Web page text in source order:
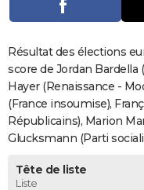
Dictionnaire
Biographies
Citations
Expressions
Proverbes
PROGRAMME TV
COPAINS D'AVANT
S'inscrire
Se connecter
Lycées
Collèges
Primaires
Universités
Entreprises
Service militaire
Avis de recherche
AVIS DE DÉCÈS
FORUM
Résultat des élections
score de Jordan
Hayer (Renaissance -
(France insoumise),
Républicains), Marion
Glucksmann (Parti
Tête de liste
Liste